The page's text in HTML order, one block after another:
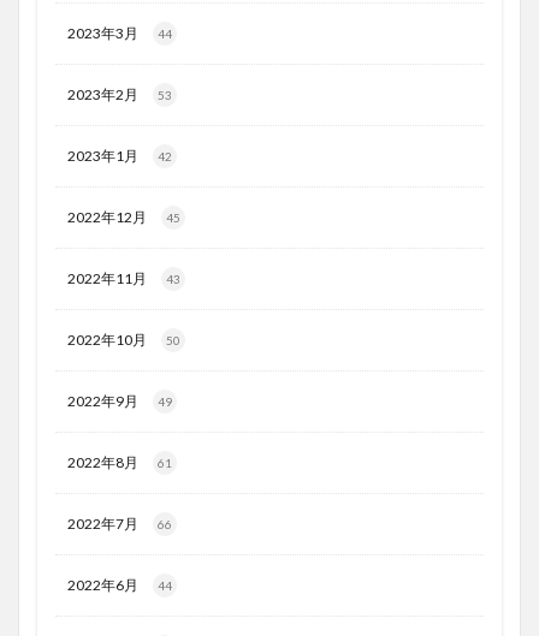
2023年3月 44
2023年2月 53
2023年1月 42
2022年12月 45
2022年11月 43
2022年10月 50
2022年9月 49
2022年8月 61
2022年7月 66
2022年6月 44